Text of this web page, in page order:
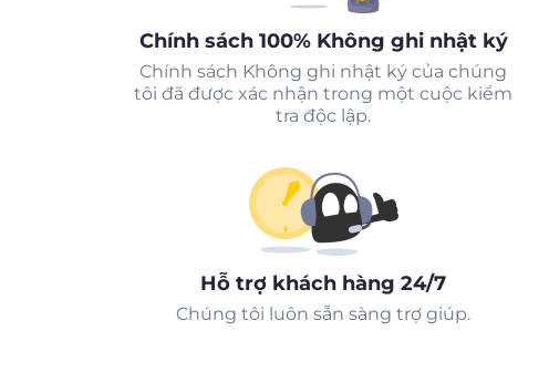
Chính sách 100% Không ghi nhật ký
Chính sách Không ghi nhật ký của chúng
tôi đã được xác nhận trong một cuộc kiểm
tra độc lập.
Hỗ trợ khách hàng 24/7
Chúng tôi luôn sẵn sàng trợ giúp.